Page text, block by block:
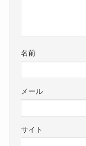
名前
メール
サイト